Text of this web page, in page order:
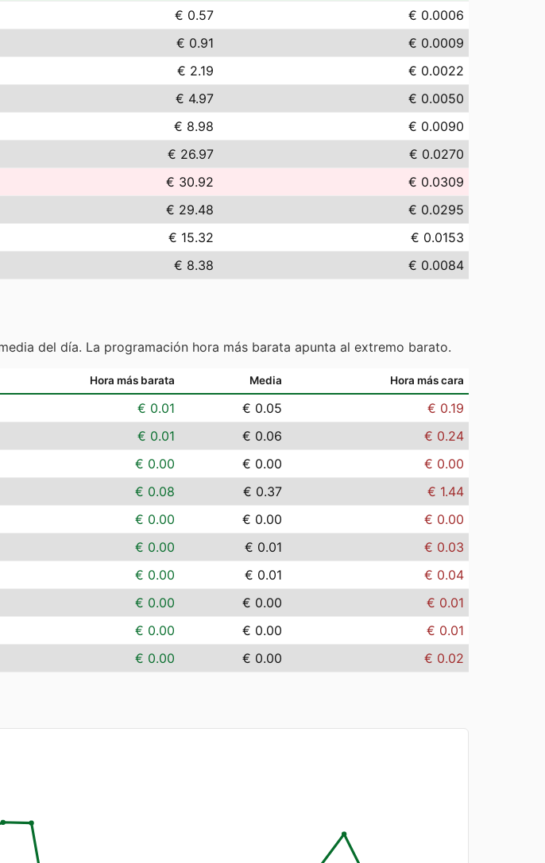
€ 0.57
€ 0.0006
€ 0.91
€ 0.0009
€ 2.19
€ 0.0022
€ 4.97
€ 0.0050
€ 8.98
€ 0.0090
€ 26.97
€ 0.0270
€ 30.92
€ 0.0309
€ 29.48
€ 0.0295
€ 15.32
€ 0.0153
€ 8.38 € 0.0084
del día. La programación hora más barata apunta al extremo barato.
Hora más barata Media Hora más cara
€ 0.01 € 0.05
€ 0.19
€ 0.01 € 0.06
€ 0.24
€ 0.00 € 0.00
€ 0.00
€ 0.08 € 0.37
€ 1.44
€ 0.00 € 0.00
€ 0.00
€ 0.00 € 0.01
€ 0.03
€ 0.00 € 0.01
€ 0.04
€ 0.00 € 0.00
€ 0.01
€ 0.00 € 0.00
€ 0.01
€ 0.00 € 0.00 € 0.02